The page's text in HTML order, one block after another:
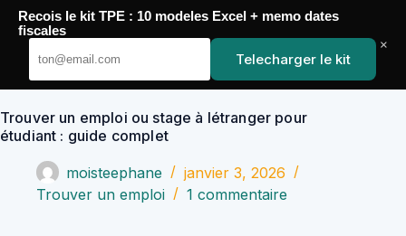
Passer
contenu
YoupiJobs
Trouver un emploi ou stage à létranger pour
étudiant : guide complet
moisteephane
janvier 3, 2026
Trouver un emploi
1 commentaire
Recois le kit TPE : 10 modeles Excel + memo dates
fiscales
Telecharger le kit
×